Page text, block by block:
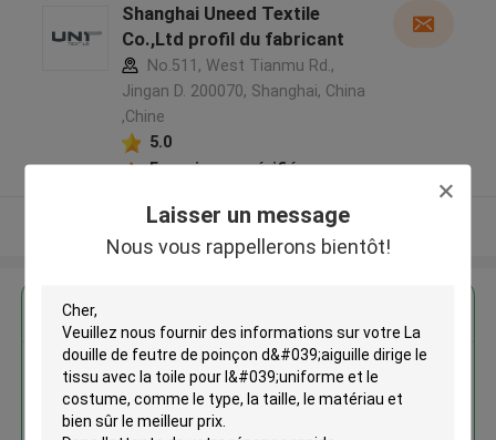
Laisser un message
Nous vous rappellerons bientôt!
Shanghai Uneed Textile
Co.,Ltd profil du fabricant
No.511, West Tianmu Rd.,
Jingan D. 200070, Shanghai, China
,Chine
5.0
Fournisseur vérifié
Regardez plus
La douille de feutre de poinçon
d'aiguille dirige le tissu avec la
toile pour l'uniforme et le